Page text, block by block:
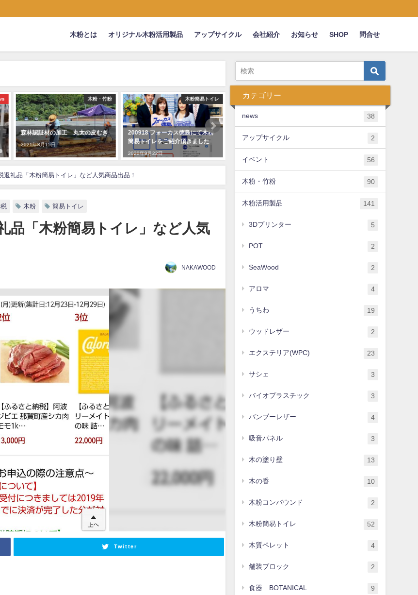
木粉とは オリジナル木粉活用製品 アップサイクル 会社紹介 お知らせ SHOP 問合せ
木粉簡易トイレ
200918 フォーカス徳島にて木粉
簡易トイレをご紹介頂きました
2020年9月22日
news
みなとモデル二酸化炭素固定認証
制度の製品に登録されました(うち
わ・ポット)
太 ⇒木粉化して研修施設「木舎」
に木の塗り壁として活用！
2018年12月7日
粉・竹粉/おが粉・チップな
加工の受託について
2023年5月9日
返礼品「木粉簡易トイレ」など人気商品出品！
木粉 簡易トイレ
品「木粉簡易トイレ」など人気
NAKAWOOD
Twitter
カテゴリー
news 38
アップサイクル 2
イベント 56
木粉・竹粉 90
木粉活用製品 141
3Dプリンター 5
POT 2
SeaWood 2
アロマ 4
うちわ 19
ウッドレザー 2
エクステリア(WPC) 23
サシェ 3
バイオプラスチック 3
バンブーレザー 4
吸音パネル 3
木の塗り壁 13
木の香 10
木粉コンパウンド 2
木粉簡易トイレ 52
木質ペレット 4
舗装ブロック 2
食器 BOTANICAL 9